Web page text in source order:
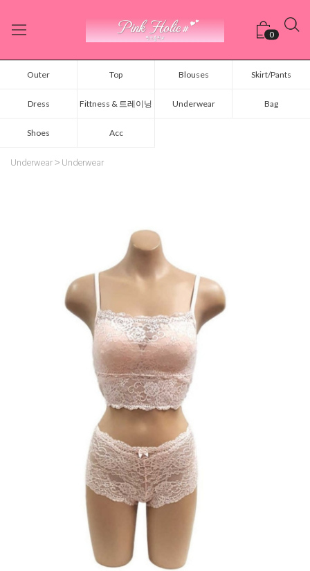
0
Outer Top Blouses Skirt/Pants
Dress Fittness & 트레이닝 Underwear Bag
Shoes Acc
Underwear Underwear